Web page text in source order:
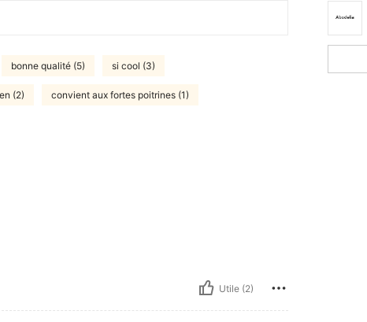
bonne qualité (5) si cool (3)
(2) convient aux fortes poitrines (1)
Utile (2)